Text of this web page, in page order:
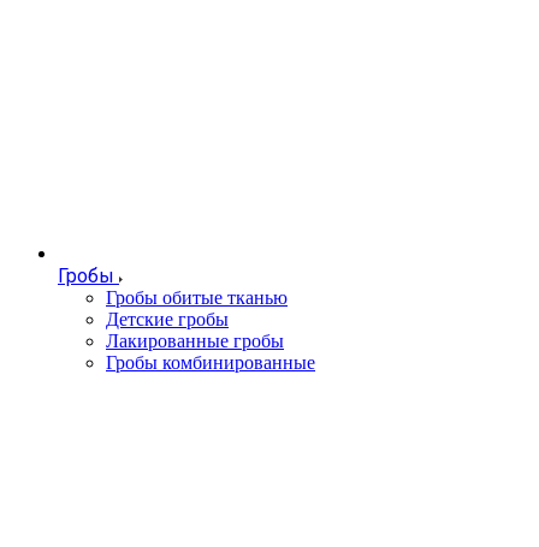
Гробы
Гробы обитые тканью
Детские гробы
Лакированные гробы
Гробы комбинированные